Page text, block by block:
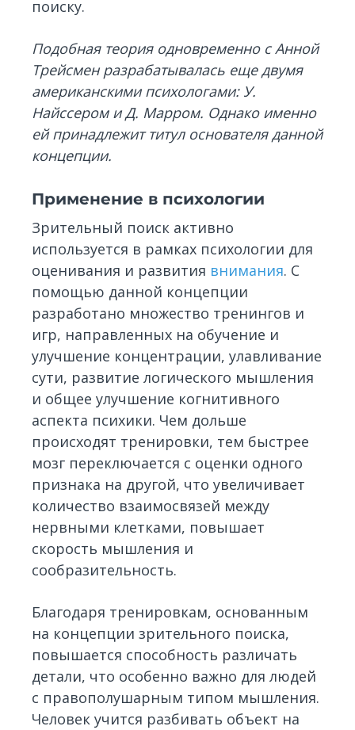
поиску.
Подобная теория одновременно с Анной
Трейсмен разрабатывалась еще двумя
американскими психологами: У.
Найссером и Д. Марром. Однако именно
ей принадлежит титул основателя данной
концепции.
Применение в психологии
Зрительный поиск активно
используется в рамках психологии для
оценивания и развития внимания. С
помощью данной концепции
разработано множество тренингов и
игр, направленных на обучение и
улучшение концентрации, улавливание
сути, развитие логического мышления
и общее улучшение когнитивного
аспекта психики. Чем дольше
происходят тренировки, тем быстрее
мозг переключается с оценки одного
признака на другой, что увеличивает
количество взаимосвязей между
нервными клетками, повышает
скорость мышления и
сообразительность.
Благодаря тренировкам, основанным
на концепции зрительного поиска,
повышается способность различать
детали, что особенно важно для людей
с правополушарным типом мышления.
Человек учится разбивать объект на